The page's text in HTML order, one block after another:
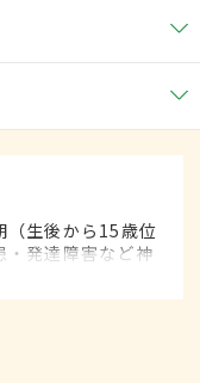
（生後から15歳位
・発達障害など神
です。平成20年
れていました。